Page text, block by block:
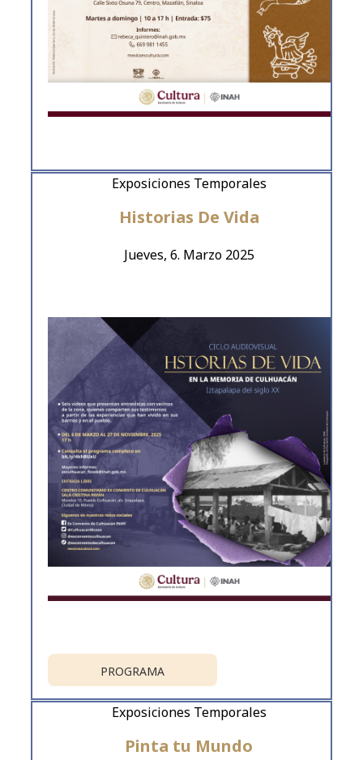
PROGRAMA
Jueves, 6. Marzo 2025
Historias De Vida
Exposiciones Temporales
Pinta tu Mundo
Exposiciones Temporales